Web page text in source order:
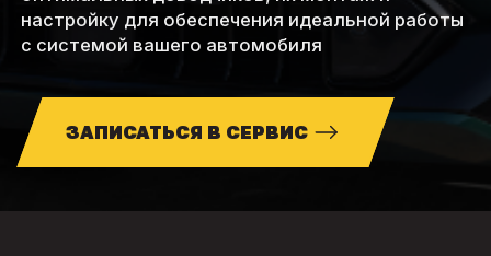
настройку для обеспечения идеальной работы
с системой вашего автомобиля
ЗАПИСАТЬСЯ В СЕРВИС